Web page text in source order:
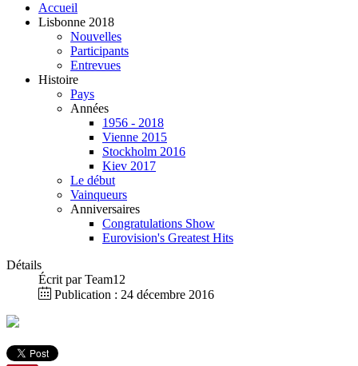
Accueil
Lisbonne 2018
Nouvelles
Participants
Entrevues
Histoire
Pays
Années
1956 - 2018
Vienne 2015
Stockholm 2016
Kiev 2017
Le début
Vainqueurs
Anniversaires
Congratulations Show
Eurovision's Greatest Hits
Détails
Écrit parTeam12
Publication : 24 décembre 2016